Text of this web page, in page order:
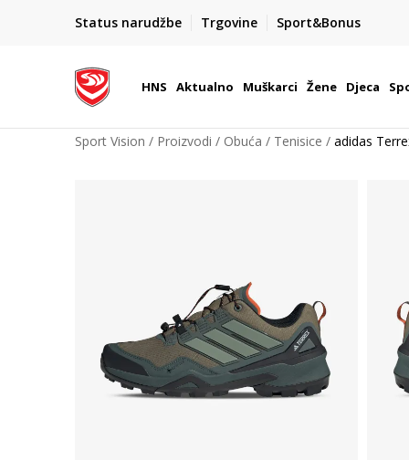
Status narudžbe Trgovine Sport&Bonus
BOX NOW
Dostava 1,50 €
| Više od 800 paketomata u
HNS Aktualno Muškarci Žene Djeca
Sport Vision Proizvodi Obuća Tenisice adidas